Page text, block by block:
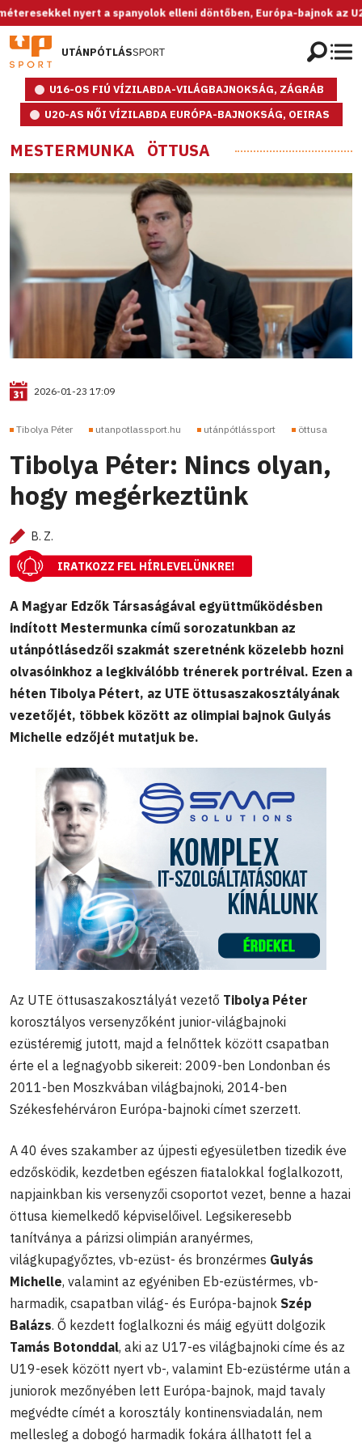
nyert a spanyolok elleni döntőben, Európa-bajnok az U20-as
UTÁNPÓTLÁSSPORT
U16-OS FIÚ VÍZILABDA-VILÁGBAJNOKSÁG, ZÁGRÁB
U20-AS NŐI VÍZILABDA EURÓPA-BAJNOKSÁG, OEIRAS
MESTERMUNKA ÖTTUSA
2026-01-23 17:09
Tibolya Péter utanpotlassport.hu utánpótlássport öttusa
Tibolya Péter: Nincs olyan,
hogy megérkeztünk
B. Z.
IRATKOZZ FEL HÍRLEVELÜNKRE!
A Magyar Edzők Társaságával együttműködésben
indított Mestermunka című sorozatunkban az
utánpótlásedzői szakmát szeretnénk közelebb hozni
olvasóinkhoz a legkiválóbb trénerek portréival. Ezen a
héten Tibolya Pétert, az UTE öttusaszakosztályának
vezetőjét, többek között az olimpiai bajnok Gulyás
Michelle edzőjét mutatjuk be.
Az UTE öttusaszakosztályát vezető Tibolya Péter
korosztályos versenyzőként junior-világbajnoki
ezüstéremig jutott, majd a felnőttek között csapatban
érte el a legnagyobb sikereit: 2009-ben Londonban és
2011-ben Moszkvában világbajnoki, 2014-ben
Székesfehérváron Európa-bajnoki címet szerzett.
A 40 éves szakamber az újpesti egyesületben tizedik éve
edzősködik, kezdetben egészen fiatalokkal foglalkozott,
napjainkban kis versenyzői csoportot vezet, benne a hazai
öttusa kiemelkedő képviselőivel. Legsikeresebb
tanítványa a párizsi olimpián aranyérmes,
világkupagyőztes, vb-ezüst- és bronzérmes Gulyás
Michelle, valamint az egyéniben Eb-ezüstérmes, vb-
harmadik, csapatban világ- és Európa-bajnok Szép
Balázs. Ő kezdett foglalkozni és máig együtt dolgozik
Tamás Botonddal, aki az U17-es világbajnoki címe és az
U19-esek között nyert vb-, valamint Eb-ezüstérme után a
juniorok mezőnyében lett Európa-bajnok, majd tavaly
megvédte címét a korosztály kontinensviadalán, nem
mellesleg a dobogó harmadik fokára állhatott fel a